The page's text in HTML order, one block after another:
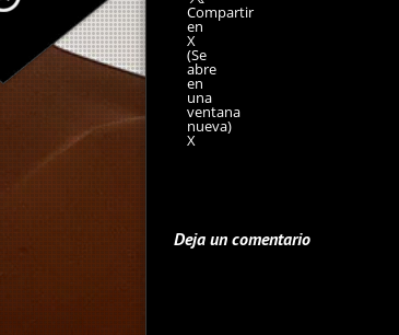
Compartir
en
X
(Se
abre
en
una
ventana
nueva)
X
Deja un comentario